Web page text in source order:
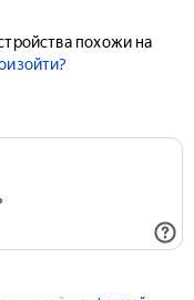
похожи на